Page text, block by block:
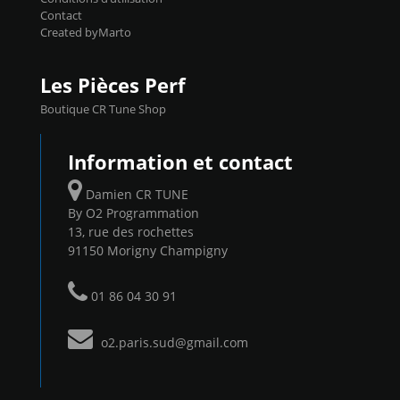
Contact
Created byMarto
Les Pièces Perf
Boutique CR Tune Shop
Information et contact
Damien CR TUNE
By O2 Programmation
13, rue des rochettes
91150 Morigny Champigny
01 86 04 30 91
o2.paris.sud@gmail.com